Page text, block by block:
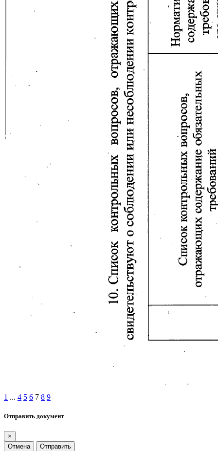
1 ... 4 5 6 7 8 9
Отправить документ
×
Отмена
Отправить